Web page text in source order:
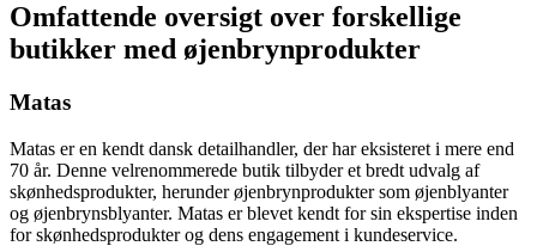
Omfattende oversigt over forskellige
butikker med øjenbrynprodukter
Matas
Matas er en kendt dansk detailhandler, der har eksisteret i mere end
70 år. Denne velrenommerede butik tilbyder et bredt udvalg af
skønhedsprodukter, herunder øjenbrynprodukter som øjenblyanter
og øjenbrynsblyanter. Matas er blevet kendt for sin ekspertise inden
for skønhedsprodukter og dens engagement i kundeservice.